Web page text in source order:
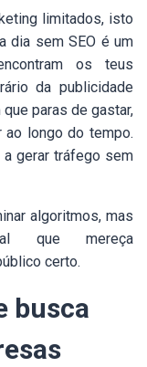
limitados, isto
dia sem SEO é um
os teus
da publicidade
paras de gastar,
ao longo do tempo.
a gerar tráfego sem
algoritmos, mas
que mereça
certo.
busca